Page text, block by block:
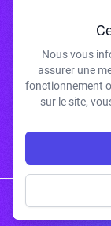
J'accepte de
votre
Copyright ©
Nous vous
assurer une
fonctionnement
sur le site,